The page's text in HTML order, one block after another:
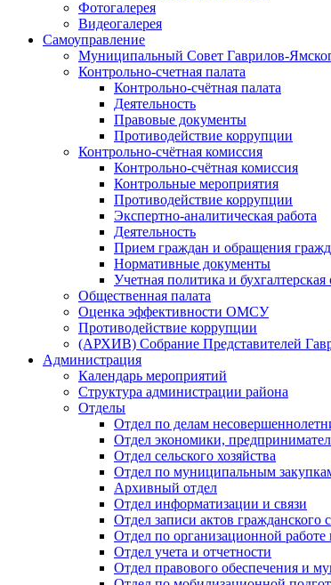
Фотогалерея
Видеогалерея
Самоуправление
Муниципальный Совет Гаврилов-
Контрольно-счетная палата
Контрольно-счётная палата
Деятельность
Правовые документы
Противодействие коррупции
Контрольно-счётная комиссия
Контрольно-счётная комиссия
Контрольные мероприятия
Противодействие коррупции
Экспертно-аналитическая работа
Деятельность
Прием граждан и обращения
Нормативные документы
Учетная политика и бухгалтерская
Общественная палата
Оценка эффективности ОМСУ
Противодействие коррупции
(АРХИВ) Собрание Представителей
Администрация
Календарь мероприятий
Структура администрации района
Отделы
Отдел по делам
Отдел экономики,
Отдел сельского хозяйства
Отдел по муниципальным
Архивный отдел
Отдел информатизации и связи
Отдел записи актов гражданского
Отдел по организационной
Отдел учета и отчетности
Отдел правового обеспечения и